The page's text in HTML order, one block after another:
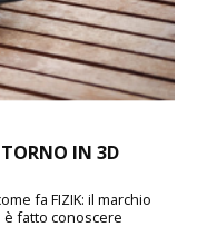
IN 3D
fa FIZIK: il marchio
è fatto conoscere